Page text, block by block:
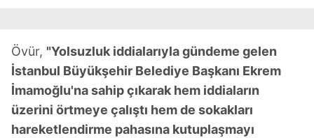
Övür, "Yolsuzluk iddialarıyla gündeme gelen
İstanbul Büyükşehir Belediye Başkanı Ekrem
İmamoğlu'na sahip çıkarak hem iddiaların
üzerini örtmeye çalıştı hem de sokakları
hareketlendirme pahasına kutuplaşmayı